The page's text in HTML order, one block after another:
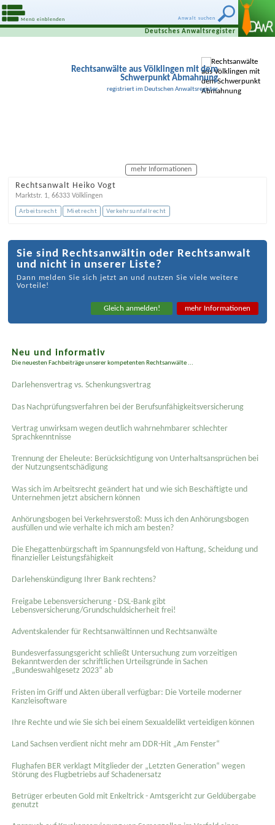
Anwalt suchen
Menü einblenden
Deutsches Anwaltsregister
Rechtsanwälte aus Völklingen mit dem
Schwerpunkt Abmahnung
registriert im Deutschen Anwaltsregister
mehr Informationen
Rechtsanwalt Heiko Vogt
Marktstr. 1, 66333 Völklingen
Arbeitsrecht Mietrecht Verkehrsunfallrecht
Sie sind Rechtsanwältin oder Rechtsanwalt
und nicht in unserer Liste?
Dann melden Sie sich jetzt an und nutzen Sie viele weitere
Vorteile!
Gleich anmelden! mehr Informationen
Neu und informativ
Die neuesten Fachbeiträge unserer kompetenten Rechtsanwälte ...
Darlehensvertrag vs. Schenkungsvertrag
Das Nachprüfungsverfahren bei der Berufsunfähigkeitsversicherung
Vertrag unwirksam wegen deutlich wahrnehmbarer schlechter
Sprachkenntnisse
Trennung der Eheleute: Berücksichtigung von Unterhaltsansprüchen bei
der Nutzungsentschädigung
Was sich im Arbeitsrecht geändert hat und wie sich Beschäftigte und
Unternehmen jetzt absichern können
Anhörungsbogen bei Verkehrsverstoß: Muss ich den Anhörungsbogen
ausfüllen und wie verhalte ich mich am besten?
Die Ehegattenbürgschaft im Spannungsfeld von Haftung, Scheidung und
finanzieller Leistungsfähigkeit
Darlehenskündigung Ihrer Bank rechtens?
Freigabe Lebensversicherung - DSL-Bank gibt
Lebensversicherung/Grundschuldsicherheit frei!
Adventskalender für Rechtsanwältinnen und Rechtsanwälte
Bundesverfassungsgericht schließt Untersuchung zum vorzeitigen
Bekanntwerden der schriftlichen Urteilsgründe in Sachen
„Bundeswahlgesetz 2023“ ab
Fristen im Griff und Akten überall verfügbar: Die Vorteile moderner
Kanzleisoftware
Ihre Rechte und wie Sie sich bei einem Sexual­delikt verteidigen können
Land Sachsen verdient nicht mehr am DDR-Hit „Am Fenster“
Flughafen BER verklagt Mitglieder der „Letzten Generation“ wegen
Störung des Flugbetriebs auf Schadenersatz
Betrüger erbeuten Gold mit Enkeltrick - Amtsgericht zur Geldübergabe
genutzt